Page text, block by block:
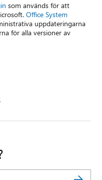
som används för att
Office System
uppdateringarna
för alla versioner av